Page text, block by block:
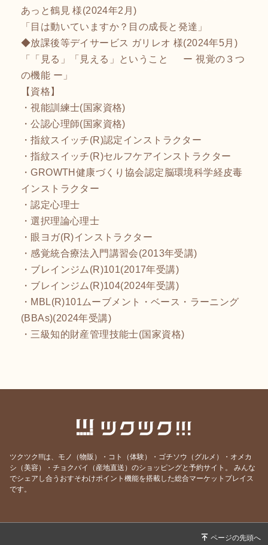
あっと鶴見 様(2024年2月)
「目は動いていますか？目の成長と発達」
◆放課後等デイサービス ガリレオ 様(2024年5月)
「「見る」「見える」ということ ー 視覚の３つ
の機能 ー」
【資格】
・視能訓練士(国家資格)
・公認心理師(国家資格)
・指紋スイッチ(R)認定インストラクター
・指紋スイッチ(R)セルフケアインストラクター
・GROWTH健康づくり協会認定脳環境科学経皮毒
インストラクター
・認定心理士
・選択理論心理士
・眼ヨガ(R)インストラクター
・感覚統合療法入門講習会(2013年受講)
・ブレインジム(R)101(2017年受講)
・ブレインジム(R)104(2024年受講)
・MBL(R)101ムーブメント・ベース・ラーニング
(BBAs)(2024年受講)
・三級知的財産管理技能士(国家資格)
ツクツク!!!は、モノ（物販）・コト（体験）・ゴチソウ（グルメ）・オメカ
シ（美容）・チョクバイ（産地直送）のショッピングと予約サイト。
みんな
でシェアし合うおすそわけポイント機能を搭載した総合マーケットプレイス
です。